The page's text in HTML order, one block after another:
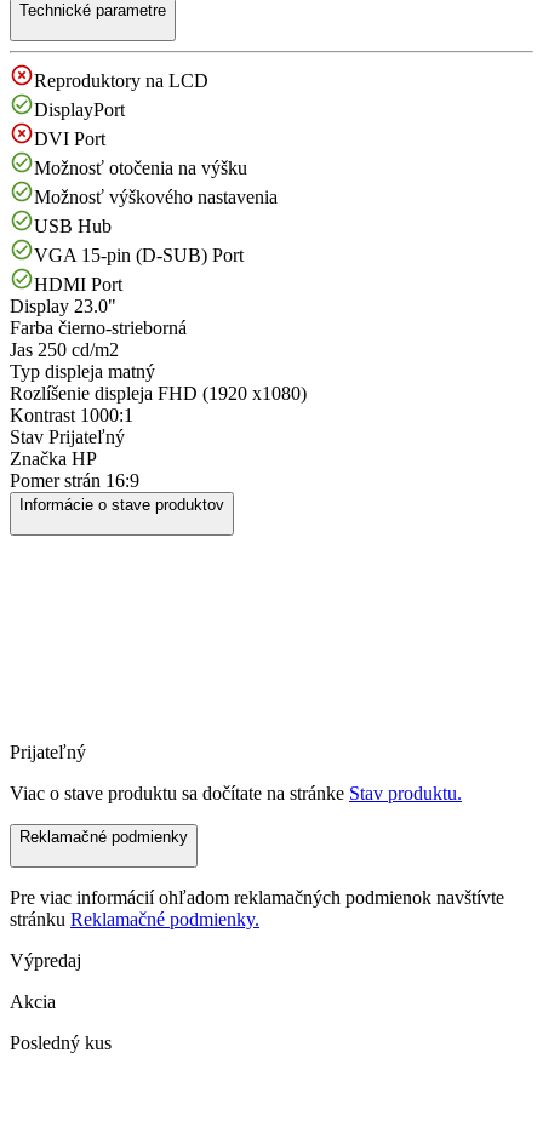
Technické parametre
Reproduktory na LCD
DisplayPort
DVI Port
Možnosť otočenia na výšku
Možnosť výškového nastavenia
USB Hub
VGA 15-pin (D-SUB) Port
HDMI Port
Display 23.0"
Farba čierno-strieborná
Jas 250 cd/m2
Typ displeja matný
Rozlíšenie displeja FHD (1920 x1080)
Kontrast 1000:1
Stav Prijateľný
Značka HP
Pomer strán 16:9
Informácie o stave produktov
Prijateľný
Viac o stave produktu sa dočítate na stránke Stav produktu.
Reklamačné podmienky
Pre viac informácií ohľadom reklamačných podmienok navštívte
stránku Reklamačné podmienky.
Výpredaj
Akcia
Posledný kus